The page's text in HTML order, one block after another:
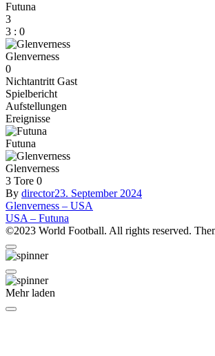
Futuna
3
3 : 0
Glenverness
0
Nichtantritt Gast
Spielbericht
Aufstellungen
Ereignisse
Futuna
Glenverness
3 Tore 0
By director23. September 2024
Beitragsnavigation
Glenverness – USA
USA – Futuna
©2023 World Football. All rights reserved.
Mehr laden